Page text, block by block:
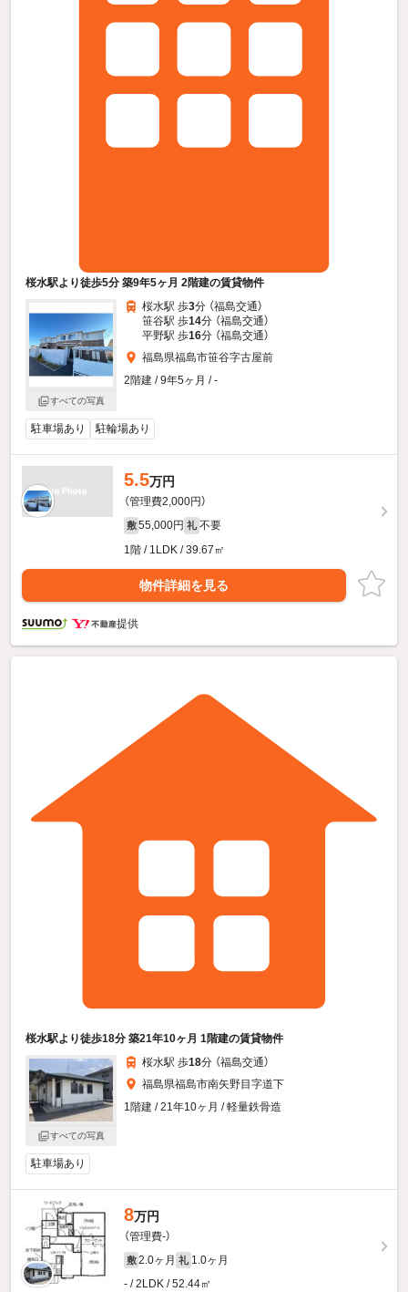
桜水駅より徒歩5分 築9年5ヶ月 2階建の賃貸物件
すべての写真
桜水駅 歩3分 （福島交通）
笹谷駅 歩14分 （福島交通）
平野駅 歩16分 （福島交通）
福島県福島市笹谷字古屋前
2階建 / 9年5ヶ月 / -
駐車場あり 駐輪場あり
5.5万円
（管理費2,000円）
敷 55,000円 礼 不要
1階 / 1LDK / 39.67㎡
物件詳細を見る
提供
桜水駅より徒歩18分 築21年10ヶ月 1階建の賃貸物件
すべての写真
桜水駅 歩18分 （福島交通）
福島県福島市南矢野目字道下
1階建 / 21年10ヶ月 / 軽量鉄骨造
駐車場あり
8万円
（管理費-）
敷 2.0ヶ月 礼 1.0ヶ月
- / 2LDK / 52.44㎡